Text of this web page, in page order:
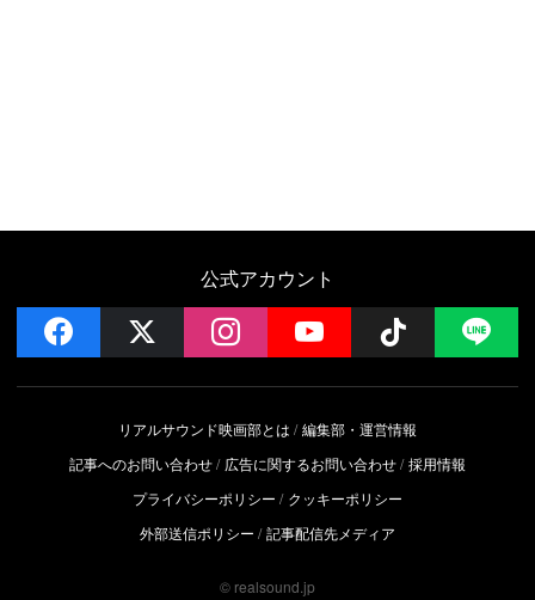
公式アカウント
facebook instagramYouTube Follow
リアルサウンド映画部とは
編集部・運営情報
記事へのお問い合わせ
広告に関するお問い合わせ 採用情報
プライバシーポリシー
クッキーポリシー
外部送信ポリシー
記事配信先メディア
© realsound.jp